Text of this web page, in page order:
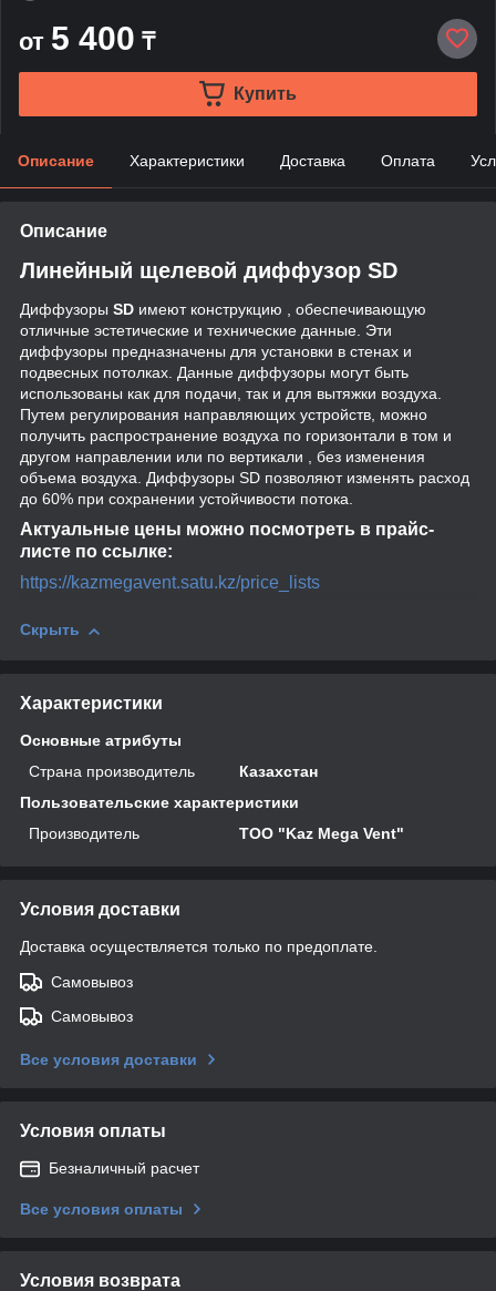
от 5 400 ₸
Купить
Описание Характеристики Доставка Оплата
Описание
Линейный щелевой диффузор SD
Диффузоры SD имеют конструкцию , обеспечивающую
отличные эстетические и технические данные. Эти
диффузоры предназначены для установки в стенах и
подвесных потолках. Данные диффузоры могут быть
использованы как для подачи, так и для вытяжки воздуха.
Путем регулирования направляющих устройств, можно
получить распространение воздуха по горизонтали в том и
другом направлении или по вертикали , без изменения
объема воздуха. Диффузоры SD позволяют изменять расход
до 60% при сохранении устойчивости потока.
Актуальные цены можно посмотреть в прайс-
листе по ссылке:
https://kazmegavent.satu.kz/price_lists
Скрыть
Характеристики
Основные атрибуты
Страна производитель
Казахстан
Пользовательские характеристики
Производитель
ТОО "Kaz Mega Vent"
Условия доставки
Доставка осуществляется только по предоплате.
Самовывоз
Самовывоз
Все условия доставки
Условия оплаты
Безналичный расчет
Все условия оплаты
Условия возврата